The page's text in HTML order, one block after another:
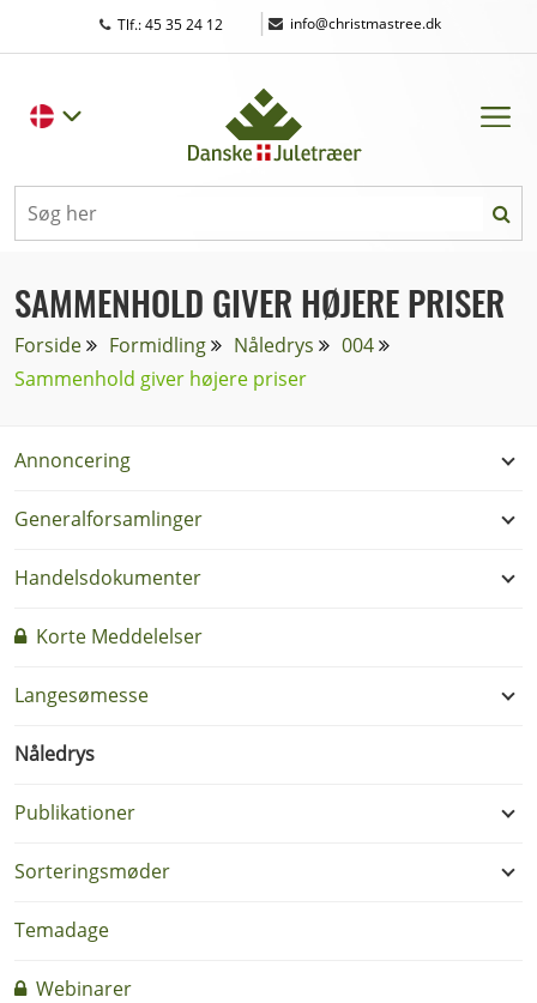
Tlf.: 45 35 24 12 | info@christmastree.dk
SAMMENHOLD GIVER HØJERE PRISER
Forside Formidling Nåledrys
004
Sammenhold giver højere priser
Annoncering
Generalforsamlinger
Handelsdokumenter
Korte Meddelelser
Langesømesse
Nåledrys
Publikationer
Sorteringsmøder
Temadage
Webinarer